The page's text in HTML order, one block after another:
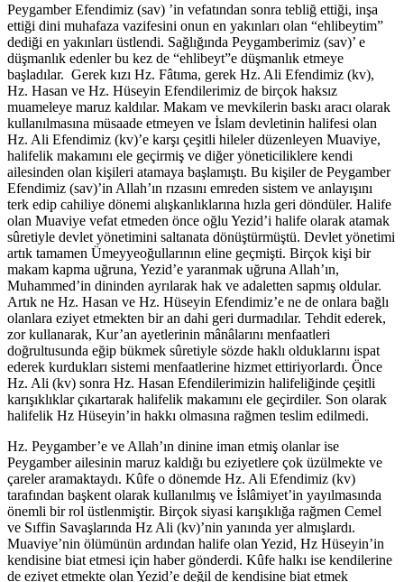
Peygamber Efendimiz (sav) ’in vefatından sonra tebliğ ettiği, inşa
ettiği dini muhafaza vazifesini onun en yakınları olan “ehlibeytim”
dediği en yakınları üstlendi. Sağlığında Peygamberimiz (sav)’ e
düşmanlık edenler bu kez de “ehlibeyt”e düşmanlık etmeye
başladılar. Gerek kızı Hz. Fâtıma, gerek Hz. Ali Efendimiz (kv),
Hz. Hasan ve Hz. Hüseyin Efendilerimiz de birçok haksız
muameleye maruz kaldılar. Makam ve mevkilerin baskı aracı olarak
kullanılmasına müsaade etmeyen ve İslam devletinin halifesi olan
Hz. Ali Efendimiz (kv)’e karşı çeşitli hileler düzenleyen Muaviye,
halifelik makamını ele geçirmiş ve diğer yöneticiliklere kendi
ailesinden olan kişileri atamaya başlamıştı. Bu kişiler de Peygamber
Efendimiz (sav)’in Allah’ın rızasını emreden sistem ve anlayışını
terk edip cahiliye dönemi alışkanlıklarına hızla geri döndüler. Halife
olan Muaviye vefat etmeden önce oğlu Yezid’i halife olarak atamak
sûretiyle devlet yönetimini saltanata dönüştürmüştü. Devlet yönetimi
artık tamamen Ümeyyeoğullarının eline geçmişti. Birçok kişi bir
makam kapma uğruna, Yezid’e yaranmak uğruna Allah’ın,
Muhammed’in dininden ayrılarak hak ve adaletten sapmış oldular.
Artık ne Hz. Hasan ve Hz. Hüseyin Efendimiz’e ne de onlara bağlı
olanlara eziyet etmekten bir an dahi geri durmadılar. Tehdit ederek,
zor kullanarak, Kur’an ayetlerinin mânâlarını menfaatleri
doğrultusunda eğip bükmek sûretiyle sözde haklı olduklarını ispat
ederek kurdukları sistemi menfaatlerine hizmet ettiriyorlardı. Önce
Hz. Ali (kv) sonra Hz. Hasan Efendilerimizin halifeliğinde çeşitli
karışıklıklar çıkartarak halifelik makamını ele geçirdiler. Son olarak
halifelik Hz Hüseyin’in hakkı olmasına rağmen teslim edilmedi.
Hz. Peygamber’e ve Allah’ın dinine iman etmiş olanlar ise
Peygamber ailesinin maruz kaldığı bu eziyetlere çok üzülmekte ve
çareler aramaktaydı. Kûfe o dönemde Hz. Ali Efendimiz (kv)
tarafından başkent olarak kullanılmış ve İslâmiyet’in yayılmasında
önemli bir rol üstlenmiştir. Birçok siyasi karışıklığa rağmen Cemel
ve Sıffin Savaşlarında Hz Ali (kv)’nin yanında yer almışlardı.
Muaviye’nin ölümünün ardından halife olan Yezid, Hz Hüseyin’in
kendisine biat etmesi için haber gönderdi. Kûfe halkı ise kendilerine
de eziyet etmekte olan Yezid’e değil de kendisine biat etmek